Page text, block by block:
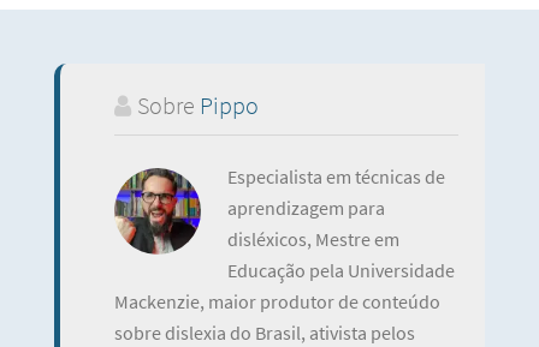
Sobre Pippo
Especialista em técnicas de
aprendizagem para
disléxicos, Mestre em
Educação pela Universidade
Mackenzie, maior produtor de conteúdo
sobre dislexia do Brasil, ativista pelos